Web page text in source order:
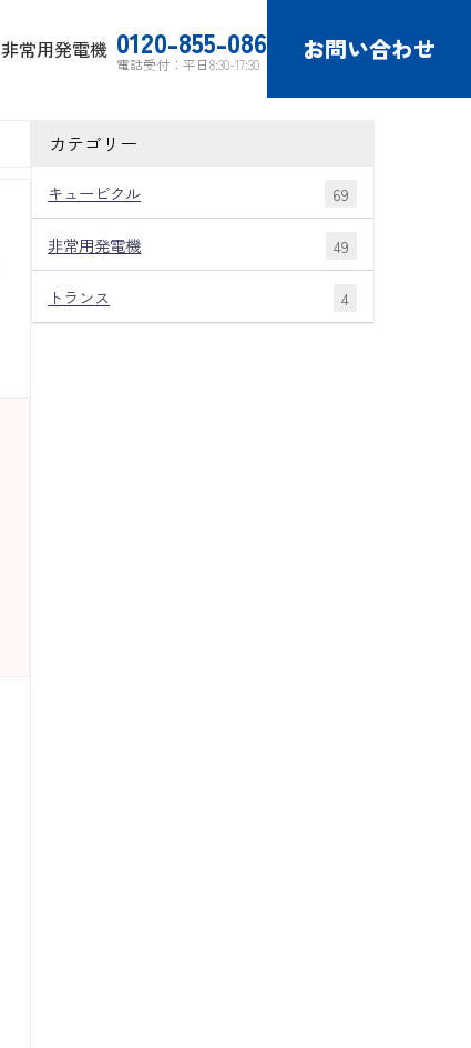
非常用発電機 0120-855-086
電話受付：平日8:30-17:30 お問い合わせ
カテゴリー
キュービクル 69
非常用発電機 49
トランス 4